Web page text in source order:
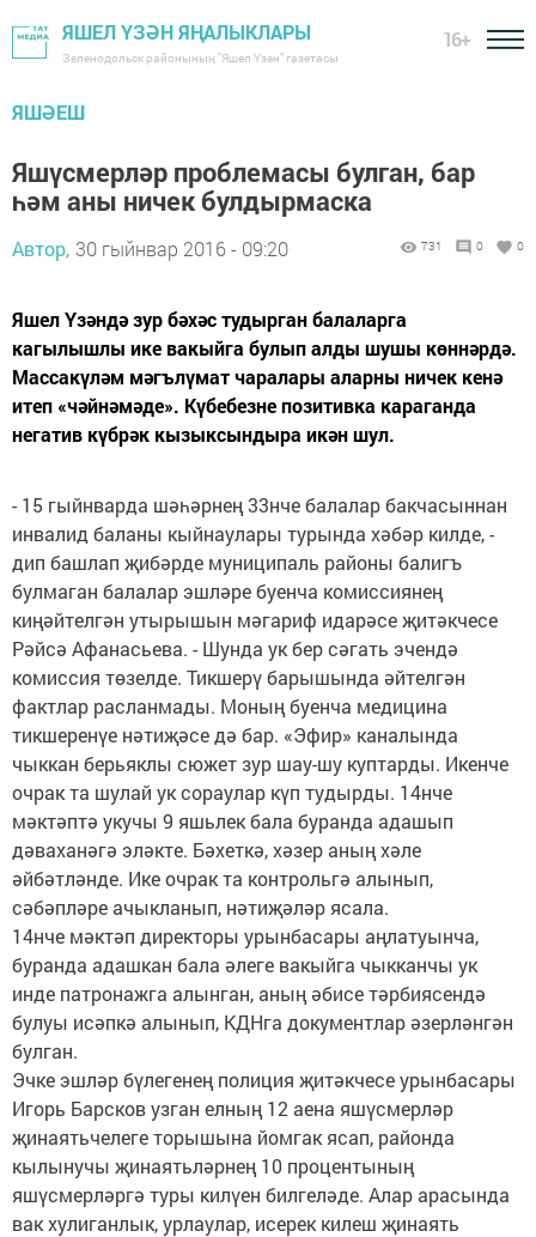
ЯШЕЛ ҮЗӘН ЯҢАЛЫКЛАРЫ
Зеленодольск районының "Яшел Үзән" газетасы
16+
ЯШӘЕШ
Яшүсмерләр проблемасы булган, бар
һәм аны ничек булдырмаска
Автор, 30 гыйнвар 2016 - 09:20 731 0 0
Яшел Үзәндә зур бәхәс тудырган балаларга
кагылышлы ике вакыйга булып алды шушы көннәрдә.
Массакүләм мәгълүмат чаралары аларны ничек кенә
итеп «чәйнәмәде». Күбебезне позитивка караганда
негатив күбрәк кызыксындыра икән шул.
- 15 гыйнварда шәһәрнең 33нче балалар бакчасыннан
инвалид баланы кыйнаулары турында хәбәр килде, -
дип башлап җибәрде муниципаль районы балигъ
булмаган балалар эшләре буенча комиссиянең
киңәйтелгән утырышын мәгариф идарәсе җитәкчесе
Рәйсә Афанасьева. - Шунда ук бер сәгать эчендә
комиссия төзелде. Тикшерү барышында әйтелгән
фактлар расланмады. Моның буенча медицина
тикшеренүе нәтиҗәсе дә бар. «Эфир» каналында
чыккан берьяклы сюжет зур шау-шу куптарды. Икенче
очрак та шулай ук сораулар күп тудырды. 14нче
мәктәптә укучы 9 яшьлек бала буранда адашып
дәваханәгә эләкте. Бәхеткә, хәзер аның хәле
әйбәтләнде. Ике очрак та контрольгә алынып,
сәбәпләре ачыкланып, нәтиҗәләр ясала.
14нче мәктәп директоры урынбасары аңлатуынча,
буранда адашкан бала әлеге вакыйга чык­канчы ук
инде патронажга алынган, аның әбисе тәрбиясендә
булуы исәпкә алынып, КДНга документлар әзерләнгән
булган.
Эчке эшләр бүлегенең полиция җитәкчесе урынбасары
Игорь Барсков узган елның 12 аена яшүсмерләр
җинаятьчелеге торышына йомгак ясап, районда
кылынучы җинаятьләрнең 10 процентының
яшүсмерләргә туры килүен билгеләде. Алар арасында
вак хулиганлык, урлаулар, исерек килеш җинаять